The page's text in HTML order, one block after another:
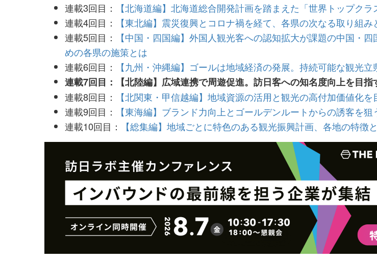
連載3回目：
【北海道編】北海道総合開発計画を踏まえた「世界トップク
連載4回目：
【東北編】震災復興とコロナ禍を経て、各県の次なる取り組み
連載5回目：
【中国・四国編】外国人観光客への認知拡大が課題の中国・
めの各県の施策とは
連載6回目：
【九州・沖縄編】ゴールは地域経済の発展。持続可能な観光
連載7回目：【北陸編】広域連携で周遊促進。訪日客への知名度向上を目
連載8回目：
【北関東・甲信越編】地域資源の活用と観光の高付加価値化
連載9回目：
【東海編】ブランド力向上とゴールデンルートからの誘客を
連載10回目：
【総集編】地域ごとに特色のある観光振興計画、各地の特徴